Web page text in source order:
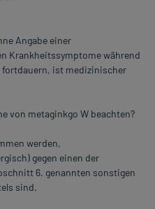
Angabe einer
Krankheitssymptome während
ist medizinischer
von metaginkgo W beachten?
werden,
gegen einen der
6. genannten sonstigen
sind.